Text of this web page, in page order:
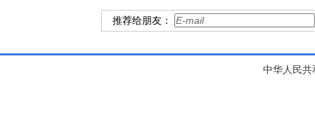
推荐给朋友：
中华人民共